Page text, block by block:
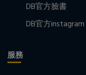
DB官方臉書
DB官方instagram
服務